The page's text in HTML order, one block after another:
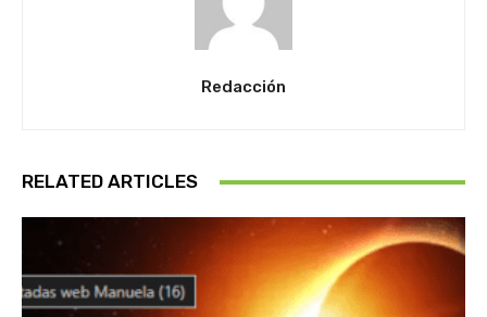
Redacción
RELATED ARTICLES